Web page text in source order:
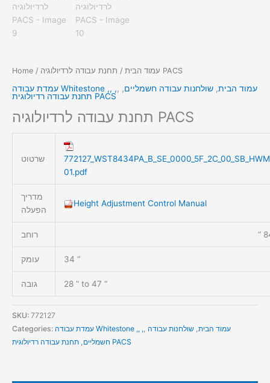
Home / עמוד הבית / תחנת עבודה לרדיולוגיה PACS
עמדת עבודה Whitestone ,, ,, עמוד הבית, שולחנות עבודה חשמליים,
תחנת עבודה רדיולוגית PACS
תחנת עבודה לרדיולוגיה PACS
שרטוט
01.pdf
מדריך
הפעלה
Height Adjustment Control Manual
רוחב
עומק 34 “
גובה 28 ” to 47 “
SKU: 772127
Categories:
עמדת עבודה Whitestone ,, , עמוד הבית שולחנות עבודה
חשמליים תחנת עבודה רדיולוגית PACS